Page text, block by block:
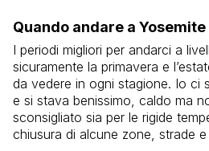
Quando andare a Yosemite
I periodi migliori per andarci a
sicuramente la primavera e
da vedere in ogni stagione. Io ci
e si stava benissimo, caldo ma
sconsigliato sia per le rigide
chiusura di alcune zone, strade e